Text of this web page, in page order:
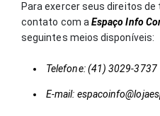
Para exercer seus direitos
contato com a Espaço Info
seguintes meios disponíveis:
Telefone: (41) 3029-3737
E-mail: